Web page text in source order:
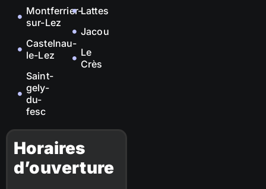
Montferrier-
sur-Lez
Castelnau-
le-Lez
Saint-
gely-
du-
fesc
Lattes
Jacou
Le
Crès
Horaires
d’ouverture